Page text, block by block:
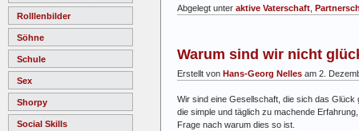
Rolllenbilder
Söhne
Schule
Sex
Shorpy
Social Skills
Abgelegt unter aktive Vaterschaft
Warum sind wir nicht
Erstellt von Hans-Georg Nelles am 2.
Wir sind eine Gesellschaft, die sich das
die simple und täglich zu machende
Frage nach warum dies so ist.